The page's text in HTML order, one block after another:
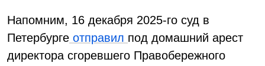
Напомним, 16 декабря 2025-го суд в
Петербурге отправил под домашний арест
директора сгоревшего Правобережного